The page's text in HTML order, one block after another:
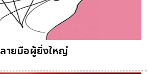
ลายมือผู้ยิ่งใหญ่